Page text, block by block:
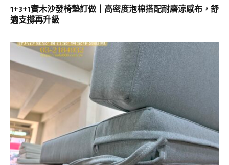
1+3+1實木沙發椅墊訂做｜高密度泡棉搭配耐磨涼感布，舒
適支撐再升級